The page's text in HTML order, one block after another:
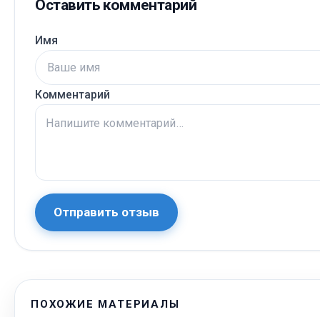
Оставить комментарий
Имя
Комментарий
Отправить отзыв
ПОХОЖИЕ МАТЕРИАЛЫ